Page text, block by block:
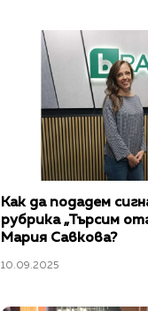
Как да подадем
рубрика „Търсим
Мария Савкова?
10.09.2025